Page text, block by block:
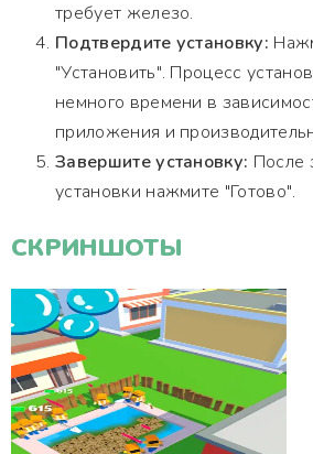
требует железо.
Подтвердите установку:
"Установить". Процесс
немного времени в
приложения и
Завершите установку: После
установки нажмите "Готово".
СКРИНШОТЫ